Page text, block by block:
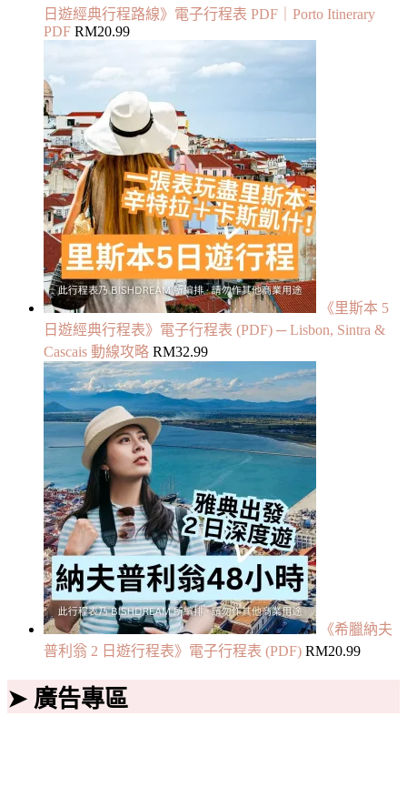
日遊經典行程路線》電子行程表 PDF｜Porto Itinerary
PDF RM20.99
《里斯本 5
日遊經典行程表》電子行程表 (PDF) ─ Lisbon, Sintra &
Cascais 動線攻略 RM32.99
《希臘納夫
普利翁 2 日遊行程表》電子行程表 (PDF) RM20.99
➤ 廣告專區